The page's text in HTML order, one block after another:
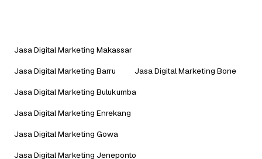
Jasa Digital Marketing Makassar
Jasa Digital Marketing Barru
Jasa Digital Marketing Bone
Jasa Digital Marketing Bulukumba
Jasa Digital Marketing Enrekang
Jasa Digital Marketing Gowa
Jasa Digital Marketing Jeneponto